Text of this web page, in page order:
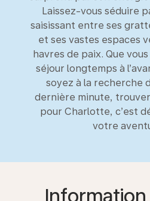
Laissez-vous séduire
saisissant entre ses
et ses vastes espaces
havres de paix. Que
séjour longtemps à
soyez à la recherche
dernière minute,
pour Charlotte, c’est
votre